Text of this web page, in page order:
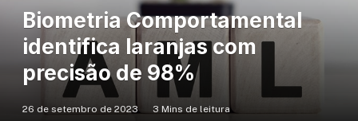
Biometria Comportamental
identifica laranjas com
precisão de 98%
26 de setembro de 2023 3 Mins de leitura